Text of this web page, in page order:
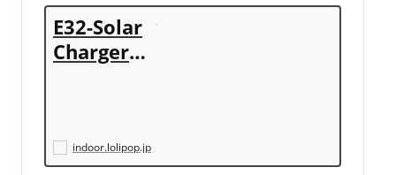
E32-Solar
Charger
テムindoor.lolipop.jp